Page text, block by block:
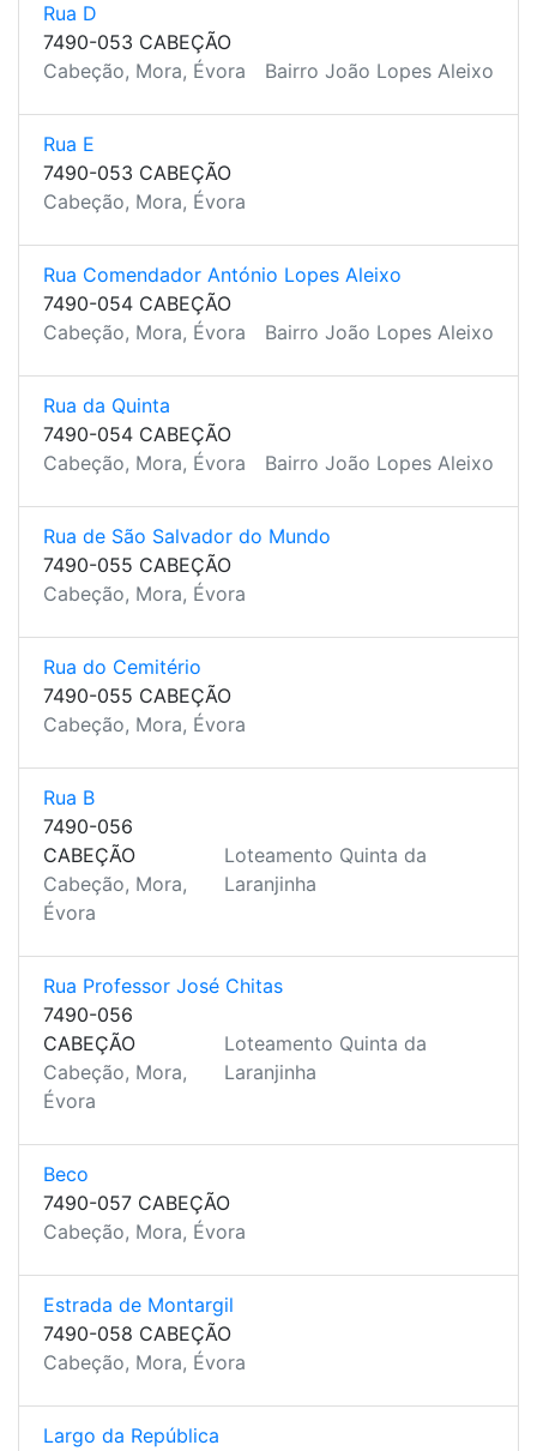
Rua D
7490-053 CABEÇÃO
Cabeção, Mora, Évora
Bairro João Lopes Aleixo
Rua E
7490-053 CABEÇÃO
Cabeção, Mora, Évora
Rua Comendador António Lopes Aleixo
7490-054 CABEÇÃO
Cabeção, Mora, Évora
Bairro João Lopes Aleixo
Rua da Quinta
7490-054 CABEÇÃO
Cabeção, Mora, Évora
Bairro João Lopes Aleixo
Rua de São Salvador do Mundo
7490-055 CABEÇÃO
Cabeção, Mora, Évora
Rua do Cemitério
7490-055 CABEÇÃO
Cabeção, Mora, Évora
Rua B
7490-056
CABEÇÃO
Cabeção, Mora,
Évora
Loteamento Quinta da
Laranjinha
Rua Professor José Chitas
7490-056
CABEÇÃO
Cabeção, Mora,
Évora
Loteamento Quinta da
Laranjinha
Beco
7490-057 CABEÇÃO
Cabeção, Mora, Évora
Estrada de Montargil
7490-058 CABEÇÃO
Cabeção, Mora, Évora
Largo da República